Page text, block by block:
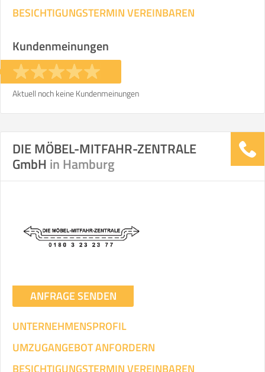
BESICHTIGUNGSTERMIN VEREINBAREN
Kundenmeinungen
Aktuell noch keine Kundenmeinungen
DIE MÖBEL-MITFAHR-ZENTRALE
GmbH in Hamburg
ANFRAGE SENDEN
UNTERNEHMENSPROFIL
UMZUGANGEBOT ANFORDERN
BESICHTIGUNGSTERMIN VEREINBAREN